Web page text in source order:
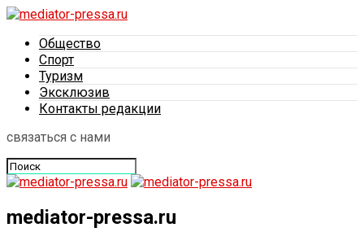
Общество
Спорт
Туризм
Эксклюзив
Контакты редакции
связаться с нами
mediator-pressa.ru